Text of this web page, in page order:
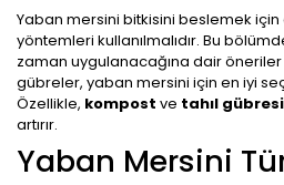
Yaban mersini bitkisini beslemek
yöntemleri kullanılmalıdır. Bu
zaman uygulanacağına dair öneriler
gübreler, yaban mersini için en iyi
Özellikle, kompost ve tahıl gübresi
artırır.
Yaban Mersini